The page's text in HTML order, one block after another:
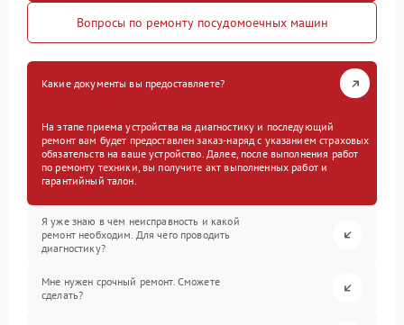
Вопросы по ремонту посудомоечных машин
Какие документы вы предоставляете?
На этапе приема устройства на диагностику и последующий
ремонт вам будет предоставлен заказ-наряд с указанием страховых
обязательств на ваше устройство. Далее, после выполнения работ
по ремонту техники, вы получите акт выполненных работ и
гарантийный талон.
Я уже знаю в чем неисправность и какой
ремонт необходим. Для чего проводить
диагностику?
Мне нужен срочный ремонт. Сможете
сделать?